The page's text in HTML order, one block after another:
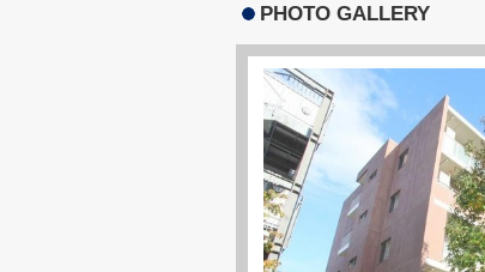
PHOTO GALLERY